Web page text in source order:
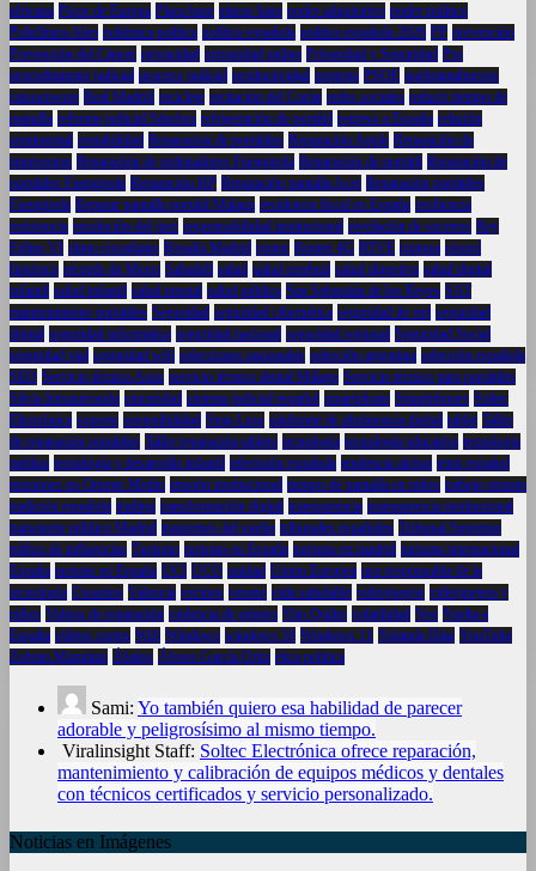
africana Picos de Europa Placa base placas base poder adquisitivo poder político
Policlínica Alen polémica política política española política española 2026 PP prevención
Prevención del Cáncer privacidad privacidad online Privacidad y Seguridad Pro
procedimiento judicial proceso judicial productividad protesta PSOE quebrantahuesos
ransomware Real Madrid reciclaje recitación del Corán redes sociales reducir tiempo de
pantalla reforma judicial Sánchez refrigeración de portátil regreso a España relación
sentimental rentabilidad Reparacion de portátiles Reparación Apple Reparación de
impresoras Reparación de ordenadores Fuengirola Reparación de portátil Reparación de
portátiles Fuengirola Reparación HP Reparación pantalla Acer Reparación portátiles
Fuengirola Reparar pantalla portátil Málaga residencia fiscal en España resiliencia
resistencia resolución del juez responsabilidad institucional revelación de secretos Rey
Felipe VI ritmo circadiano Rosalía Madrid router Router 4G RTVE ruptura récord
histórico récords de Messi Sabadell salud salud cerebral salud digestiva salud digital
infantil salud infantil salud mental salud pública San Sebastián de los Reyes SAT
mantenimiento portátiles Seguridad seguridad cibernética seguridad de red seguridad
digital seguridad informática seguridad nacional seguridad regional Seguridad Social
seguridad vial seguridad wifi selecciones nacionales selección argentina selección española
SEO Servicio técnico Asus servicio técnico dental Málaga Servicio técnico para portátiles
Silvia Intxaurrondo sinceridad sistema judicial español smartphone Smartphones Soltec
Electrónica soporte sostenibilidad Stop-Loss síndrome de abstinencia digital tablet Taller
de reparación portátiles Taller reparación tablets tecnología tecnología educativa tecnología
médica tecnología y desarrollo infantil televisión española tendencia alcista tenis español
tensiones en Oriente Medio tensión institucional tiempo de pantalla en niños trabajo remoto
tradición española trading transformación digital transparencia transparencia institucional
transporte público Madrid trastornos del sueño tribunales españoles Tribunal Supremo
tráfico de influencias Turismo turismo en España turismo en madrid turismo internacional
España turistas en España UCI UCO unidad Unión Europea uso responsable de la
tecnología Usuarios Valencia vecinos verano vida saludable videojuegos videojuegos y
niños Videos de reparación violencia de género Vito Quiles volatilidad Vox Vuelta a
España vídeos cortos Wifi Windows windows 10 Windows 11 Yolanda Díaz YouTube
Zohran Mamdani Ábalos Álvaro García Ortiz ética política
Sami: Yo también quiero esa habilidad de parecer
adorable y peligrosísimo al mismo tiempo.
Viralinsight Staff: Soltec Electrónica ofrece reparación,
mantenimiento y calibración de equipos médicos y dentales
con técnicos certificados y servicio personalizado.
Noticias en Imágenes